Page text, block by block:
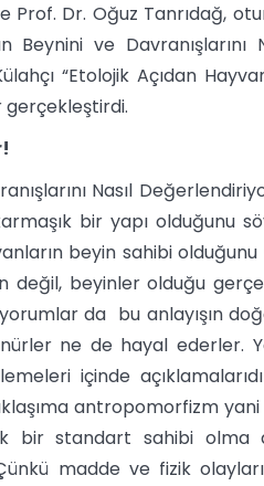
Dr. Oğuz Tanrıdağ,
ve Davranışlarını
“Etolojik Açıdan
gerçekleştirdi.
Nasıl
bir yapı olduğunu
beyin sahibi
beyinler olduğu
da bu anlayışın
ne de hayal ederler.
içinde
antropomorfizm
bir standart sahibi olma
madde ve fizik